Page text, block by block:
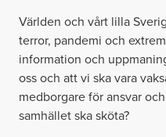
Världen och vårt lilla
terror, pandemi och
information och
oss och att vi ska vara
medborgare för ansvar
samhället ska sköta?